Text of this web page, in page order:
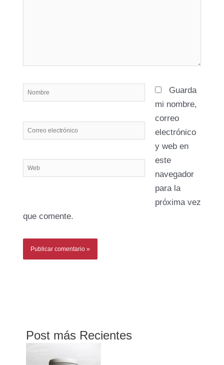
Nombre
Correo
electrónico
Web
Guarda
mi nombre,
correo
electrónico
y web en
este
navegador
para la
próxima vez
que comente.
Post más Recientes